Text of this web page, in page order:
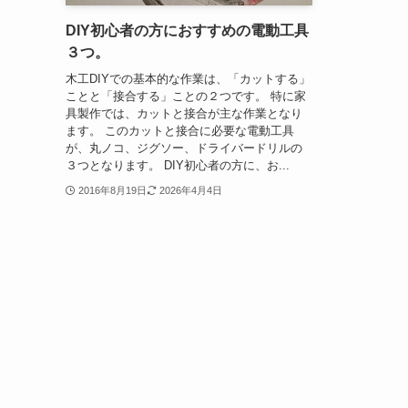
DIY初心者の方におすすめの電動工具
３つ。
木工DIYでの基本的な作業は、「カットする」
ことと「接合する」ことの２つです。 特に家
具製作では、カットと接合が主な作業となり
ます。 このカットと接合に必要な電動工具
が、丸ノコ、ジグソー、ドライバードリルの
３つとなります。 DIY初心者の方に、お...
2016年8月19日 2026年4月4日